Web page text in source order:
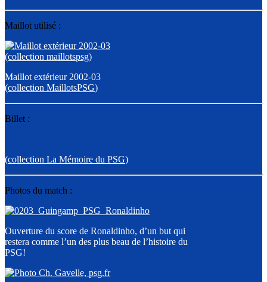
Maillot utilisé :
Maillot extérieur 2002-03
(collection MaillotsPSG)
Billet :
(collection La Mémoire du PSG)
Photos du match :
Ouverture du score de Ronaldinho, d’un but qui
restera comme l’un des plus beau de l’histoire du
PSG!